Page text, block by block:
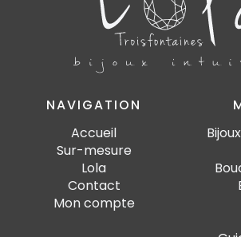
NAVIGATION
Accueil
Sur-mesure
Lola
Contact
Mon compte